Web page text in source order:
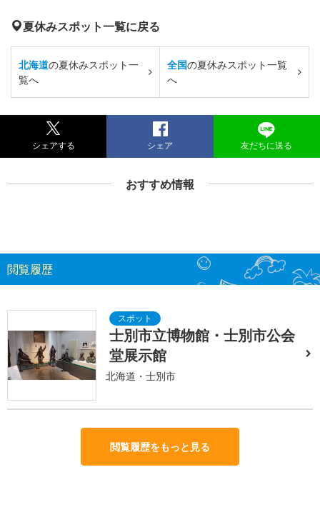
夏休みスポット一覧に戻る
北海道の夏休みスポット一
覧へ
全国の夏休みスポット一覧
へ
シェアする シェア 友だちに送る
おすすめ情報
閲覧履歴
士別市立博物館・士別市公会
堂展示館
北海道・士別市
閲覧履歴をもっと見る